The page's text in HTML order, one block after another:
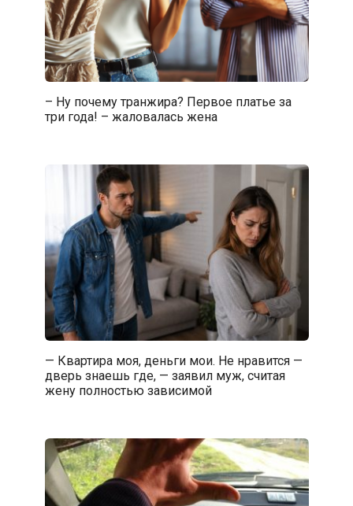
– Ну почему транжира? Первое платье за
три года! – жаловалась жена
— Квартира моя, деньги мои. Не нравится —
дверь знаешь где, — заявил муж, считая
жену полностью зависимой